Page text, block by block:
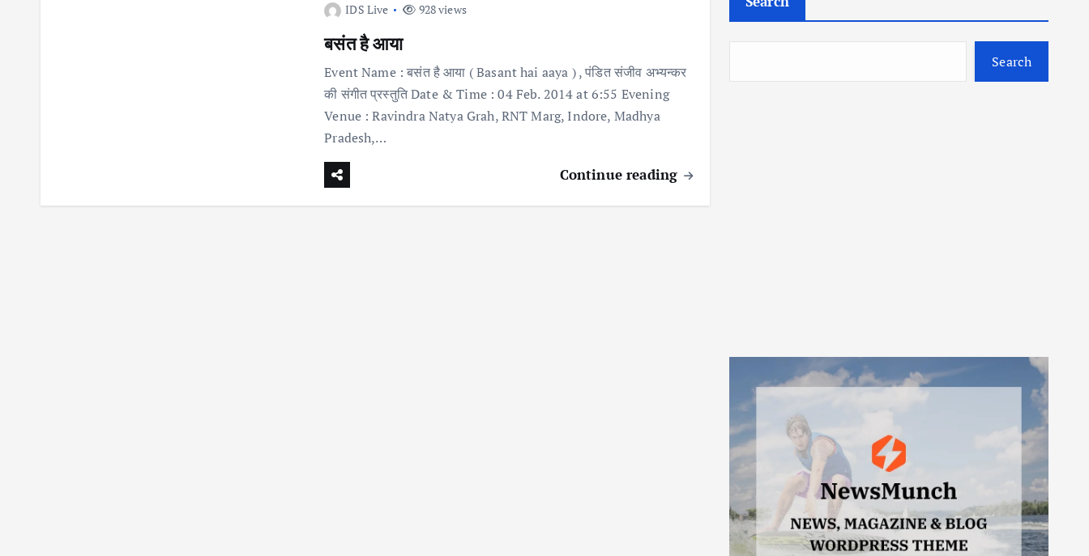
IDS Live 928 views
बसंत है आया
Event Name : बसंत है आया ( Basant hai aaya ) , पंडित संजीव अभ्यन्कर
की संगीत प्रस्तुति Date & Time : 04 Feb. 2014 at 6:55 Evening
Venue : Ravindra Natya Grah, RNT Marg, Indore, Madhya
Pradesh,…
Continue reading
Search